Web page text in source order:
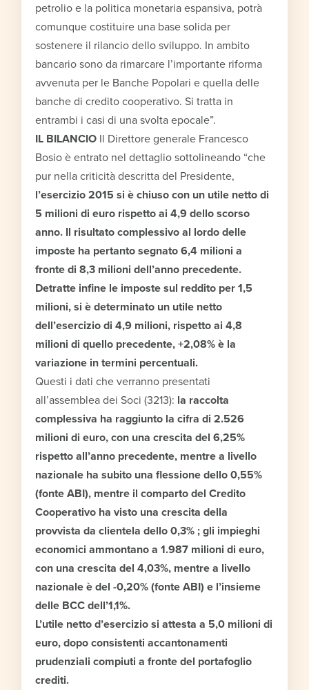
petrolio e la politica monetaria espansiva, potrà
comunque costituire una base solida per
sostenere il rilancio dello sviluppo. In ambito
bancario sono da rimarcare l’importante riforma
avvenuta per le Banche Popolari e quella delle
banche di credito cooperativo. Si tratta in
entrambi i casi di una svolta epocale”.
IL BILANCIO Il Direttore generale Francesco
Bosio è entrato nel dettaglio sottolineando “che
pur nella criticità descritta del Presidente,
l’esercizio 2015 si è chiuso con un utile netto di
5 milioni di euro rispetto ai 4,9 dello scorso
anno. Il risultato complessivo al lordo delle
imposte ha pertanto segnato 6,4 milioni a
fronte di 8,3 milioni dell’anno precedente.
Detratte infine le imposte sul reddito per 1,5
milioni, si è determinato un utile netto
dell’esercizio di 4,9 milioni, rispetto ai 4,8
milioni di quello precedente, +2,08% è la
variazione in termini percentuali.
Questi i dati che verranno presentati
all’assemblea dei Soci (3213): la raccolta
complessiva ha raggiunto la cifra di 2.526
milioni di euro, con una crescita del 6,25%
rispetto all’anno precedente, mentre a livello
nazionale ha subito una flessione dello 0,55%
(fonte ABI), mentre il comparto del Credito
Cooperativo ha visto una crescita della
provvista da clientela dello 0,3% ; gli impieghi
economici ammontano a 1.987 milioni di euro,
con una crescita del 4,03%, mentre a livello
nazionale è del -0,20% (fonte ABI) e l’insieme
delle BCC dell’1,1%.
L’utile netto d’esercizio si attesta a 5,0 milioni di
euro, dopo consistenti accantonamenti
prudenziali compiuti a fronte del portafoglio
crediti.